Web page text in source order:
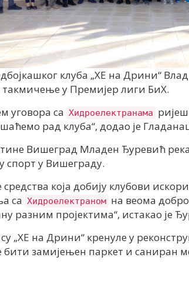
клуба „ХЕ на Дрини“
такмичење у Премијер лиги БиХ.
уговора са Хидроелектранама
рад клуба“, додао је
Вишеград Младен Ђуревић
спорт у Вишеграду.
средства која добију клубови
са Хидроелектраном на веома
разним пројектима“, истакао је
„ХЕ на Дрини“ кренуле у
бити замијењен паркет и саниран